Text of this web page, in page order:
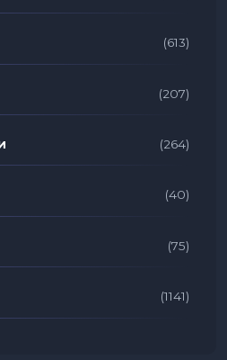
(613)
(207)
(264)
(40)
(75)
(1141)